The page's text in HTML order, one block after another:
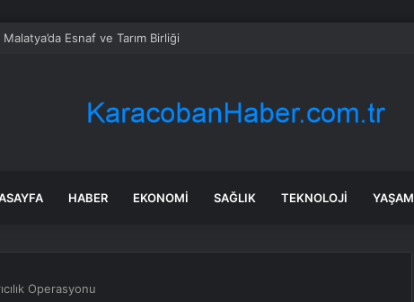
Malatya’da Esnaf ve Tarım Birliği
HABER EKONOMI SAĞLIK TEKNOLOJI YAŞAM
Operasyonu